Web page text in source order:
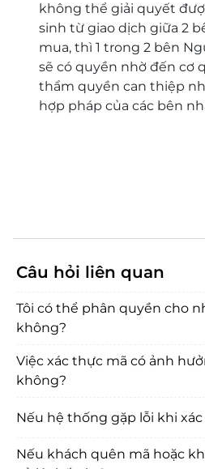
không thể giải quyết
sinh từ giao dịch giữa 2
mua, thì 1 trong 2 bên
sẽ có quyền nhờ đến cơ
thẩm quyền can thiệp
hợp pháp của các bên
Câu hỏi liên quan
Tôi có thể phân quyền cho
không?
Việc xác thực mã có ảnh
không?
Nếu hệ thống gặp lỗi khi
Nếu khách quên mã hoặc